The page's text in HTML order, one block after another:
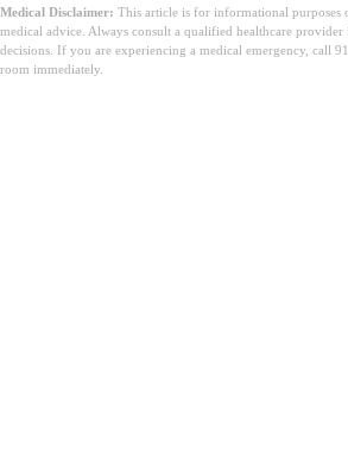
Medical Disclaimer: This article is for informational purposes
medical advice. Always consult a qualified healthcare provider
decisions. If you are experiencing a medical emergency, call
room immediately.